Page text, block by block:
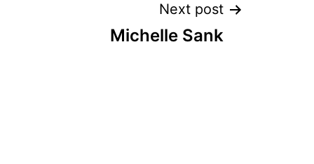
Next post
Michelle Sank